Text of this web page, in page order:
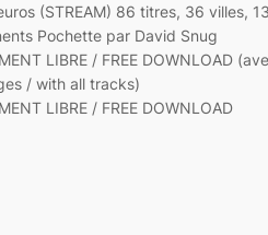
(STREAM) 86 titres, 36 villes,
Pochette par David Snug
LIBRE / FREE DOWNLOAD
/ with all tracks)
LIBRE / FREE DOWNLOAD